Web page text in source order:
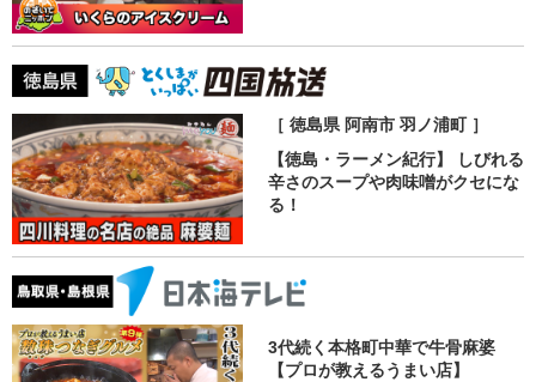
［ 徳島県 阿南市 羽ノ浦町 ］
【徳島・ラーメン紀行】 しびれる
辛さのスープや肉味噌がクセにな
る！
3代続く本格町中華で牛骨麻婆
【プロが教えるうまい店】